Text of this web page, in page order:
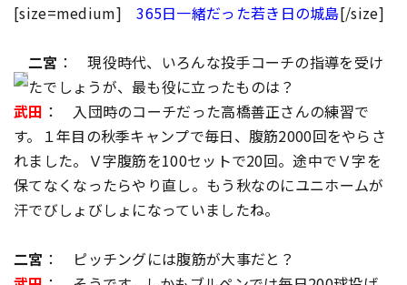
[size=medium] 365日一緒だった若き日の城島[/size]
二宮 ： 現役時代、いろんな投手コーチの指導を受け
たでしょうが、最も役に立ったものは？
武田 ： 入団時のコーチだった高橋善正さんの練習で
す。１年目の秋季キャンプで毎日、腹筋2000回をやらさ
れました。Ｖ字腹筋を100セットで20回。途中でＶ字を
保てなくなったらやり直し。もう秋なのにユニホームが
汗でびしょびしょになっていましたね。
二宮 ： ピッチングには腹筋が大事だと？